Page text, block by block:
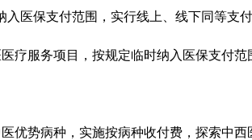
医保支付范围，实行线上、线下同等支付
服务项目，按规定临时纳入医保支付范
势病种，实施按病种收付费，探索中西